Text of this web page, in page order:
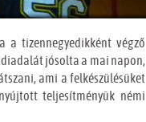
a tizennegyedikként végző
diadalát jósolta a mai napon,
ami a felkészülésüket
teljesítményük némi